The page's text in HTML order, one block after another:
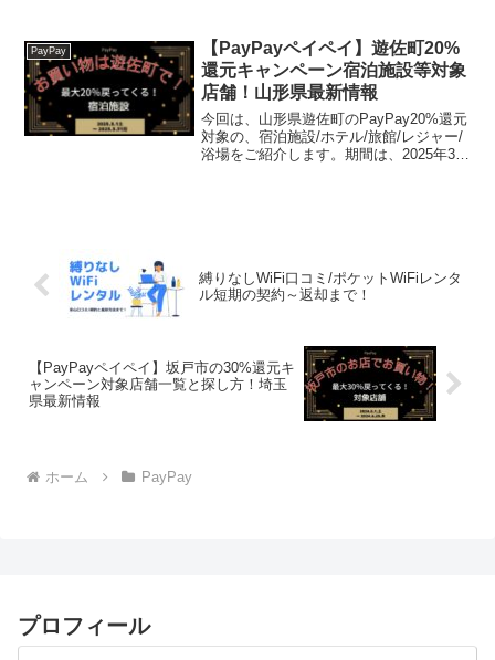
る！」の、対象店舗と探し方がわかりま
す。【ふるさと...
PayPay
【PayPayペイペイ】遊佐町20%
還元キャンペーン宿泊施設等対象
店舗！山形県最新情報
今回は、山形県遊佐町のPayPay20%還元
対象の、宿泊施設/ホテル/旅館/レジャー/
浴場をご紹介します。期間は、2025年3月
縛りなしWiFi口コミ/ポケットWiFiレンタ
ル短期の契約～返却まで！
【PayPayペイペイ】坂戸市の30%還元キ
ャンペーン対象店舗一覧と探し方！埼玉
県最新情報
ホーム PayPay
プロフィール